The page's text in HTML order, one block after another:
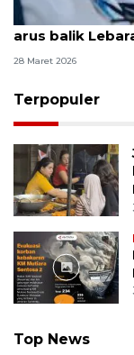
Kemkomdigi
arus balik
28 Maret 2026
Terpopuler
Top News